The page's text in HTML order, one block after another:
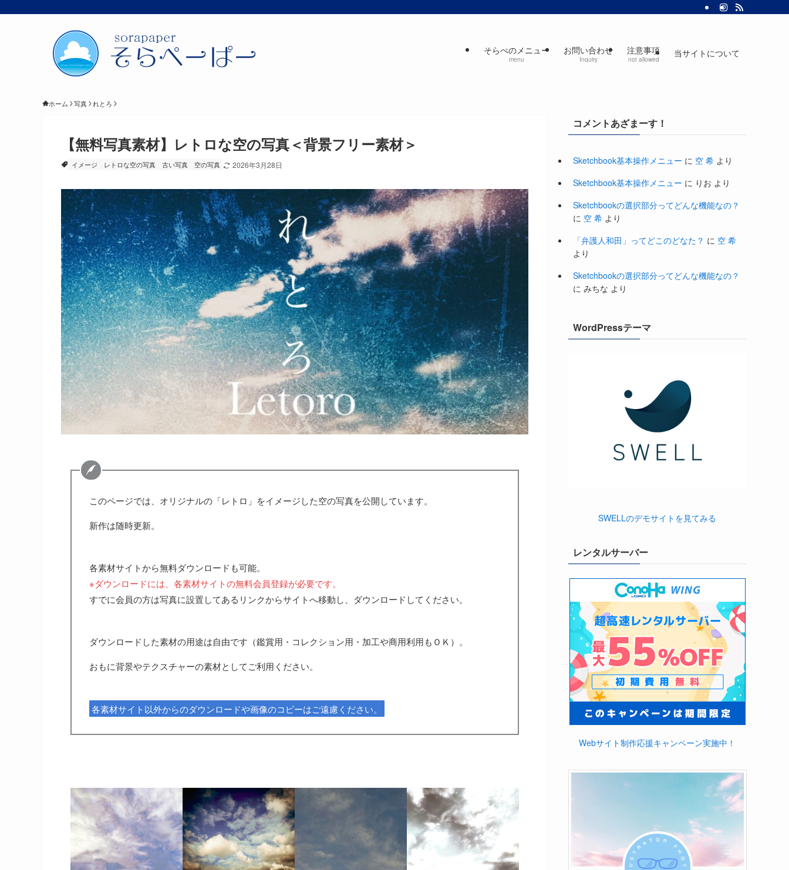
そらぺのメニュー
menu
お問い合わせ
Inquiry
注意事項
not allowed
当サイトについて
ホーム 写真 れとろ
【無料写真素材】レトロな空の写真＜背景フリー素材＞
イメージ レトロな空の写真 古い写真 空の写真 2026年3月28日
このページでは、オリジナルの「レトロ」をイメージした空の写真を公開しています。
新作は随時更新。
各素材サイトから無料ダウンロードも可能。
※ダウンロードには、各素材サイトの無料会員登録が必要です。
すでに会員の方は写真に設置してあるリンクからサイトへ移動し、ダウンロードしてください。
ダウンロードした素材の用途は自由です（鑑賞用・コレクション用・加工や商用利用もＯＫ）。
おもに背景やテクスチャーの素材としてご利用ください。
各素材サイト以外からのダウンロードや画像のコピーはご遠慮ください。
コメントあざまーす！
Sketchbook基本操作メニュー に 空 希 より
Sketchbook基本操作メニュー に りお より
Sketchbookの選択部分ってどんな機能なの？
に 空 希 より
「弁護人和田」ってどこのどなた？ に 空 希
より
Sketchbookの選択部分ってどんな機能なの？
に みちな より
WordPressテーマ
SWELLのデモサイトを見てみる
レンタルサーバー
Webサイト制作応援キャンペーン実施中！